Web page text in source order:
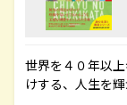
世界を４０年以
けする、人生を